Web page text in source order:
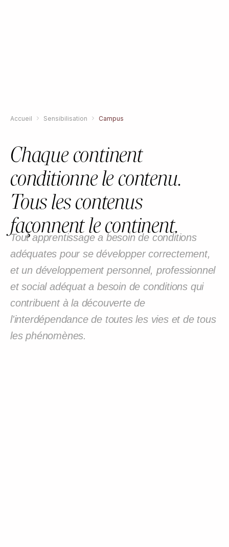
Accueil Sensibilisation Campus
Chaque continent
conditionne le contenu.
Tous les contenus
façonnent le continent.
Tout apprentissage a besoin de conditions
adéquates pour se développer correctement,
et un développement personnel, professionnel
et social adéquat a besoin de conditions qui
contribuent à la découverte de
l'interdépendance de toutes les vies et de tous
les phénomènes.